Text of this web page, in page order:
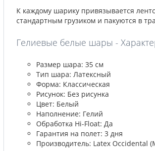
К каждому шарику привязывается
стандартным грузиком и пакуются в
Гелиевые белые шары -
Размер шара: 35 см
Тип шара: Латексный
Форма: Классическая
Рисунок: Без рисунка
Цвет: Белый
Наполнение: Гелий
Обработка Hi-Float: Да
Гарантия на полет: 3 дня
Производитель: Latex Occidental